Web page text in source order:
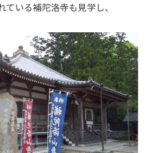
いる補陀洛寺も見学し、